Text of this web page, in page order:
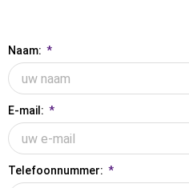
Naam:
E-mail:
Telefoonnummer: